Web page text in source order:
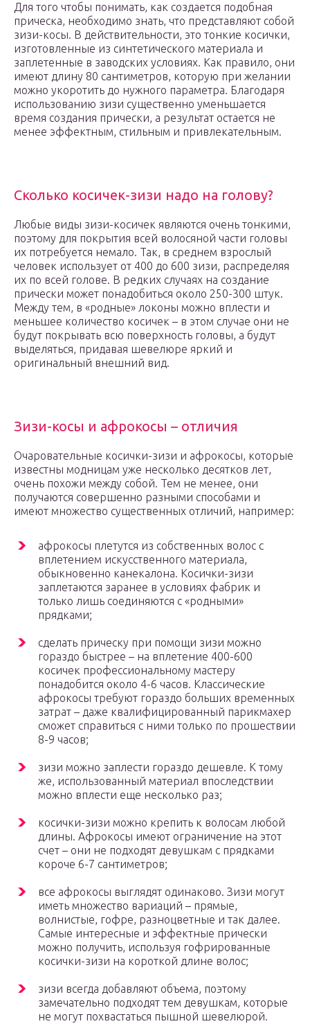
Для того чтобы понимать, как создается подобная
прическа, необходимо знать, что представляют собой
зизи-косы. В действительности, это тонкие косички,
изготовленные из синтетического материала и
заплетенные в заводских условиях. Как правило, они
имеют длину 80 сантиметров, которую при желании
можно укоротить до нужного параметра. Благодаря
использованию зизи существенно уменьшается
время создания прически, а результат остается не
менее эффектным, стильным и привлекательным.
Сколько косичек-зизи надо на голову?
Любые виды зизи-косичек являются очень тонкими,
поэтому для покрытия всей волосяной части головы
их потребуется немало. Так, в среднем взрослый
человек использует от 400 до 600 зизи, распределяя
их по всей голове. В редких случаях на создание
прически может понадобиться около 250-300 штук.
Между тем, в «родные» локоны можно вплести и
меньшее количество косичек – в этом случае они не
будут покрывать всю поверхность головы, а будут
выделяться, придавая шевелюре яркий и
оригинальный внешний вид.
Зизи-косы и афрокосы – отличия
Очаровательные косички-зизи и афрокосы, которые
известны модницам уже несколько десятков лет,
очень похожи между собой. Тем не менее, они
получаются совершенно разными способами и
имеют множество существенных отличий, например:
афрокосы плетутся из собственных волос с
вплетением искусственного материала,
обыкновенно канекалона. Косички-зизи
заплетаются заранее в условиях фабрик и
только лишь соединяются с «родными»
прядками;
сделать прическу при помощи зизи можно
гораздо быстрее – на вплетение 400-600
косичек профессиональному мастеру
понадобится около 4-6 часов. Классические
афрокосы требуют гораздо больших временных
затрат – даже квалифицированный парикмахер
сможет справиться с ними только по прошествии
8-9 часов;
зизи можно заплести гораздо дешевле. К тому
же, использованный материал впоследствии
можно вплести еще несколько раз;
косички-зизи можно крепить к волосам любой
длины. Афрокосы имеют ограничение на этот
счет – они не подходят девушкам с прядками
короче 6-7 сантиметров;
все афрокосы выглядят одинаково. Зизи могут
иметь множество вариаций – прямые,
волнистые, гофре, разноцветные и так далее.
Самые интересные и эффектные прически
можно получить, используя гофрированные
косички-зизи на короткой длине волос;
зизи всегда добавляют объема, поэтому
замечательно подходят тем девушкам, которые
не могут похвастаться пышной шевелюрой.